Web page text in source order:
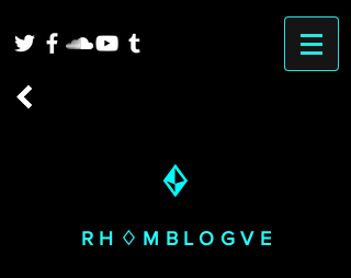
RH♢MBLOGVE